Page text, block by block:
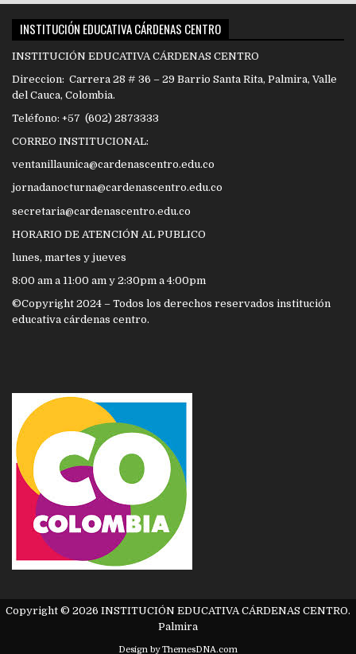
INSTITUCIÓN EDUCATIVA CÁRDENAS CENTRO
INSTITUCIÓN EDUCATIVA CÁRDENAS CENTRO
Direccion: Carrera 28 # 36 – 29 Barrio Santa Rita, Palmira, Valle
del Cauca, Colombia.
Teléfono: +57 (602) 2873333
CORREO INSTITUCIONAL:
ventanillaunica@cardenascentro.edu.co
jornadanocturna@cardenascentro.edu.co
secretaria@cardenascentro.edu.co
HORARIO DE ATENCIÓN AL PUBLICO
lunes, martes y jueves
8:00 am a 11:00 am y 2:30pm a 4:00pm
©Copyright 2024 – Todos los derechos reservados institución
educativa cárdenas centro.
Copyright © 2026 INSTITUCIÓN EDUCATIVA CÁRDENAS CENTRO.
Palmira
Design by ThemesDNA.com